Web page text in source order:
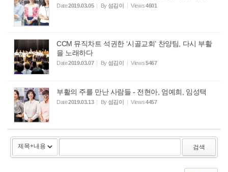
Date2019.03.05 By섬김이 Views4601
CCM 뮤직차트 석권한 ‘시골교회’ 찬양팀, 다시 부활
을 노래하다
Date2019.03.07 By섬김이 Views5467
부활의 주를 만난 사람들 - 전현아, 엄예희, 임성택
Date2019.03.13 By섬김이 Views4457
검색